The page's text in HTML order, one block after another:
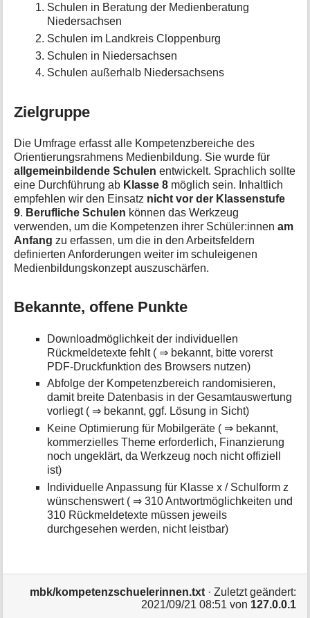
Schulen in Beratung der Medienberatung
Niedersachsen
Schulen im Landkreis Cloppenburg
Schulen in Niedersachsen
Schulen außerhalb Niedersachsens
Zielgruppe
Die Umfrage erfasst alle Kompetenzbereiche des
Orientierungsrahmens Medienbildung. Sie wurde für
allgemeinbildende Schulen entwickelt. Sprachlich sollte
eine Durchführung ab Klasse 8 möglich sein. Inhaltlich
empfehlen wir den Einsatz nicht vor der Klassenstufe
9. Berufliche Schulen können das Werkzeug
verwenden, um die Kompetenzen ihrer Schüler:innenam
Anfang zu erfassen, um die in den Arbeitsfeldern
definierten Anforderungen weiter im schuleigenen
Medienbildungskonzept auszuschärfen.
Bekannte, offene Punkte
Downloadmöglichkeit der individuellen
Rückmeldetexte fehlt ( ⇒ bekannt, bitte vorerst
PDF-Druckfunktion des Browsers nutzen)
Abfolge der Kompetenzbereich randomisieren,
damit breite Datenbasis in der Gesamtauswertung
vorliegt ( ⇒ bekannt, ggf. Lösung in Sicht)
Keine Optimierung für Mobilgeräte ( ⇒ bekannt,
kommerzielles Theme erforderlich, Finanzierung
noch ungeklärt, da Werkzeug noch nicht offiziell
ist)
Individuelle Anpassung für Klasse x / Schulform z
wünschenswert ( ⇒ 310 Antwortmöglichkeiten und
310 Rückmeldetexte müssen jeweils
durchgesehen werden, nicht leistbar)
mbk/kompetenzschuelerinnen.txt· Zuletzt geändert:
2021/09/21 08:51 von 127.0.0.1